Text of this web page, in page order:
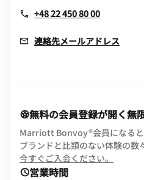
+48 22 450 80 00
連絡先メールアドレス
無料の会員登録が開く無
Marriott Bonvoy®会員になる
ブランドと比類のない体験の数
今すぐご入会ください。
営業時間